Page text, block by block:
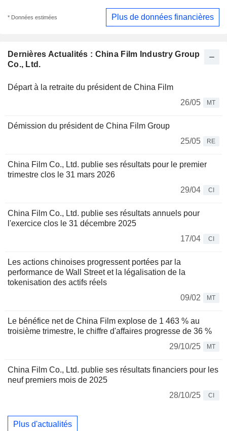
Dernières Actualités : China Film Industry Group
Co., Ltd.
Départ à la retraite du président de China Film
26/05
MT
Démission du président de China Film Group
25/05
RE
China Film Co., Ltd. publie ses résultats pour le premier
trimestre clos le 31 mars 2026
29/04
CI
China Film Co., Ltd. publie ses résultats annuels pour
l'exercice clos le 31 décembre 2025
17/04
CI
Les actions chinoises progressent portées par la
performance de Wall Street et la légalisation de la
tokenisation des actifs réels
09/02
MT
Le bénéfice net de China Film explose de 1 463 % au
troisième trimestre, le chiffre d'affaires progresse de 36 %
29/10/25
MT
China Film Co., Ltd. publie ses résultats financiers pour les
neuf premiers mois de 2025
28/10/25
CI
Plus d'actualités
* Données estimées Plus de données financières